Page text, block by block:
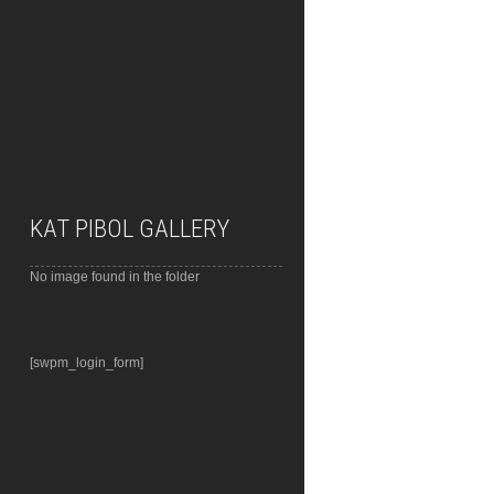
KAT PIBOL GALLERY
No image found in the folder
[swpm_login_form]